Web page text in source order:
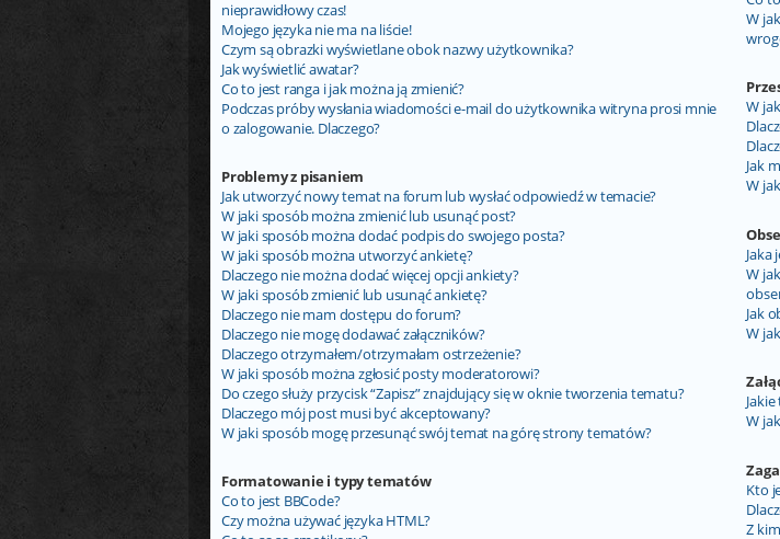
nieprawidłowy czas!
Mojego języka nie ma na liście!
Czym są obrazki wyświetlane obok nazwy użytkownika?
Jak wyświetlić awatar?
Co to jest ranga i jak można ją zmienić?
Podczas próby wysłania wiadomości e-mail do użytkownika witryna prosi mnie
o zalogowanie. Dlaczego?
Problemy z pisaniem
Jak utworzyć nowy temat na forum lub wysłać odpowiedź w temacie?
W jaki sposób można zmienić lub usunąć post?
W jaki sposób można dodać podpis do swojego posta?
W jaki sposób można utworzyć ankietę?
Dlaczego nie można dodać więcej opcji ankiety?
W jaki sposób zmienić lub usunąć ankietę?
Dlaczego nie mam dostępu do forum?
Dlaczego nie mogę dodawać załączników?
Dlaczego otrzymałem/otrzymałam ostrzeżenie?
W jaki sposób można zgłosić posty moderatorowi?
Do czego służy przycisk “Zapisz” znajdujący się w oknie tworzenia tematu?
Dlaczego mój post musi być akceptowany?
W jaki sposób mogę przesunąć swój temat na górę strony tematów?
Formatowanie i typy tematów
Co to jest BBCode?
Czy można używać języka HTML?
W
W
Jak
W
Jaka
W
Jak
W
W
Kto
Z